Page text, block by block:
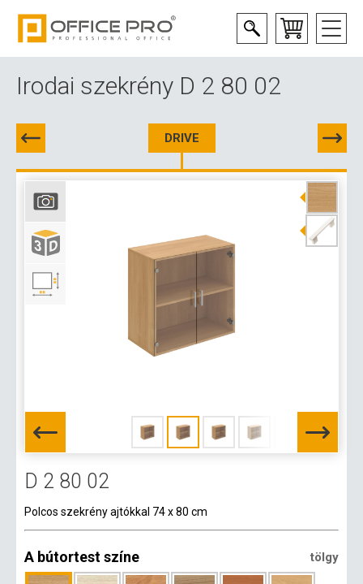
Irodai szekrény D 2 80 02
DRIVE
D 2 80 02
Polcos szekrény ajtókkal 74 x 80 cm
A bútortest színe tölgy